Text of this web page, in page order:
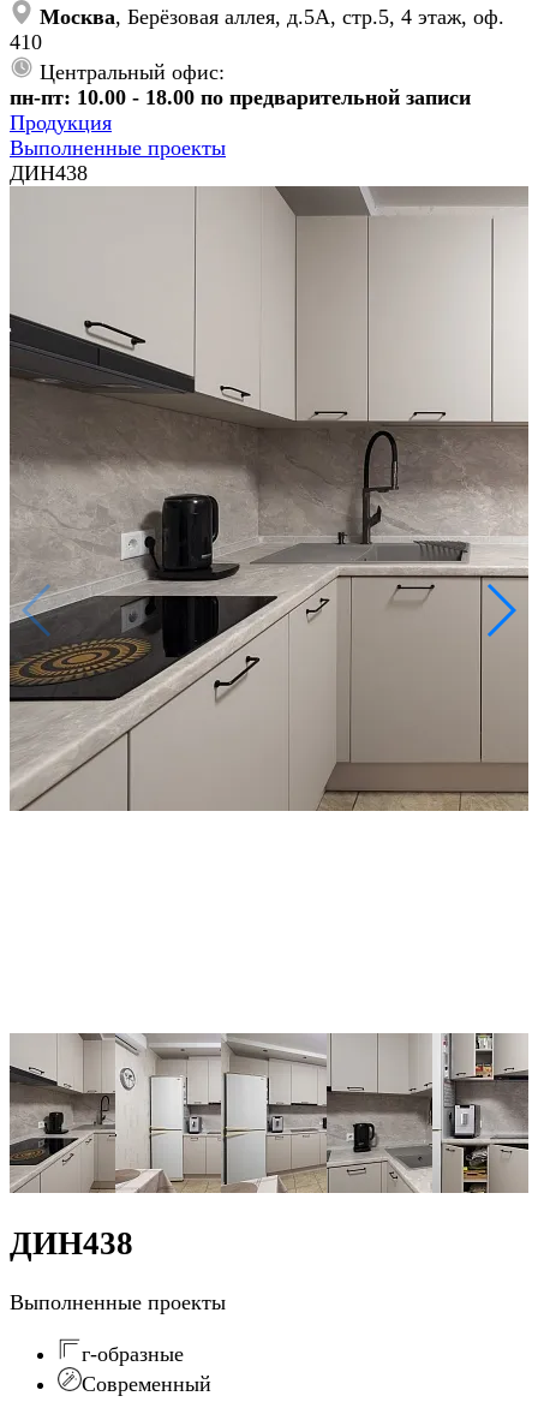
Москва, Берёзовая аллея, д.5А, стр.5, 4 этаж, оф.
410
Центральный офис:
пн-пт: 10.00 - 18.00 по предварительной записи
Продукция
Выполненные проекты
ДИН438
ДИН438
Выполненные проекты
г-образные
Современный